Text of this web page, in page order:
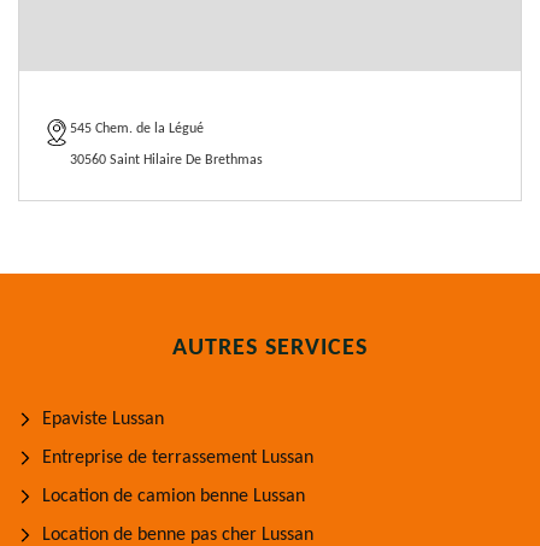
545 Chem. de la Légué
30560 Saint Hilaire De Brethmas
AUTRES SERVICES
Epaviste Lussan
Entreprise de terrassement Lussan
Location de camion benne Lussan
Location de benne pas cher Lussan